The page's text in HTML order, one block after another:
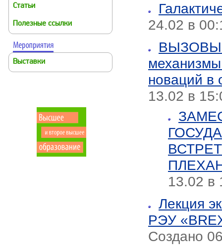
Статьи
Полезные ссылки
Выставки
24.02 в
новаций в
13.02 в
13.02 в
Лекция
РЭУ
Создано